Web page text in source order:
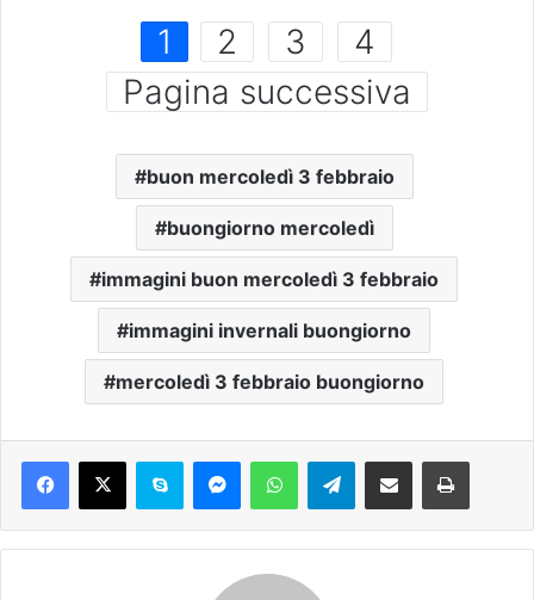
1 2 3
4
Pagina successiva
buon mercoledì 3 febbraio
buongiorno mercoledì
immagini buon mercoledì 3 febbraio
immagini invernali buongiorno
mercoledì 3 febbraio buongiorno